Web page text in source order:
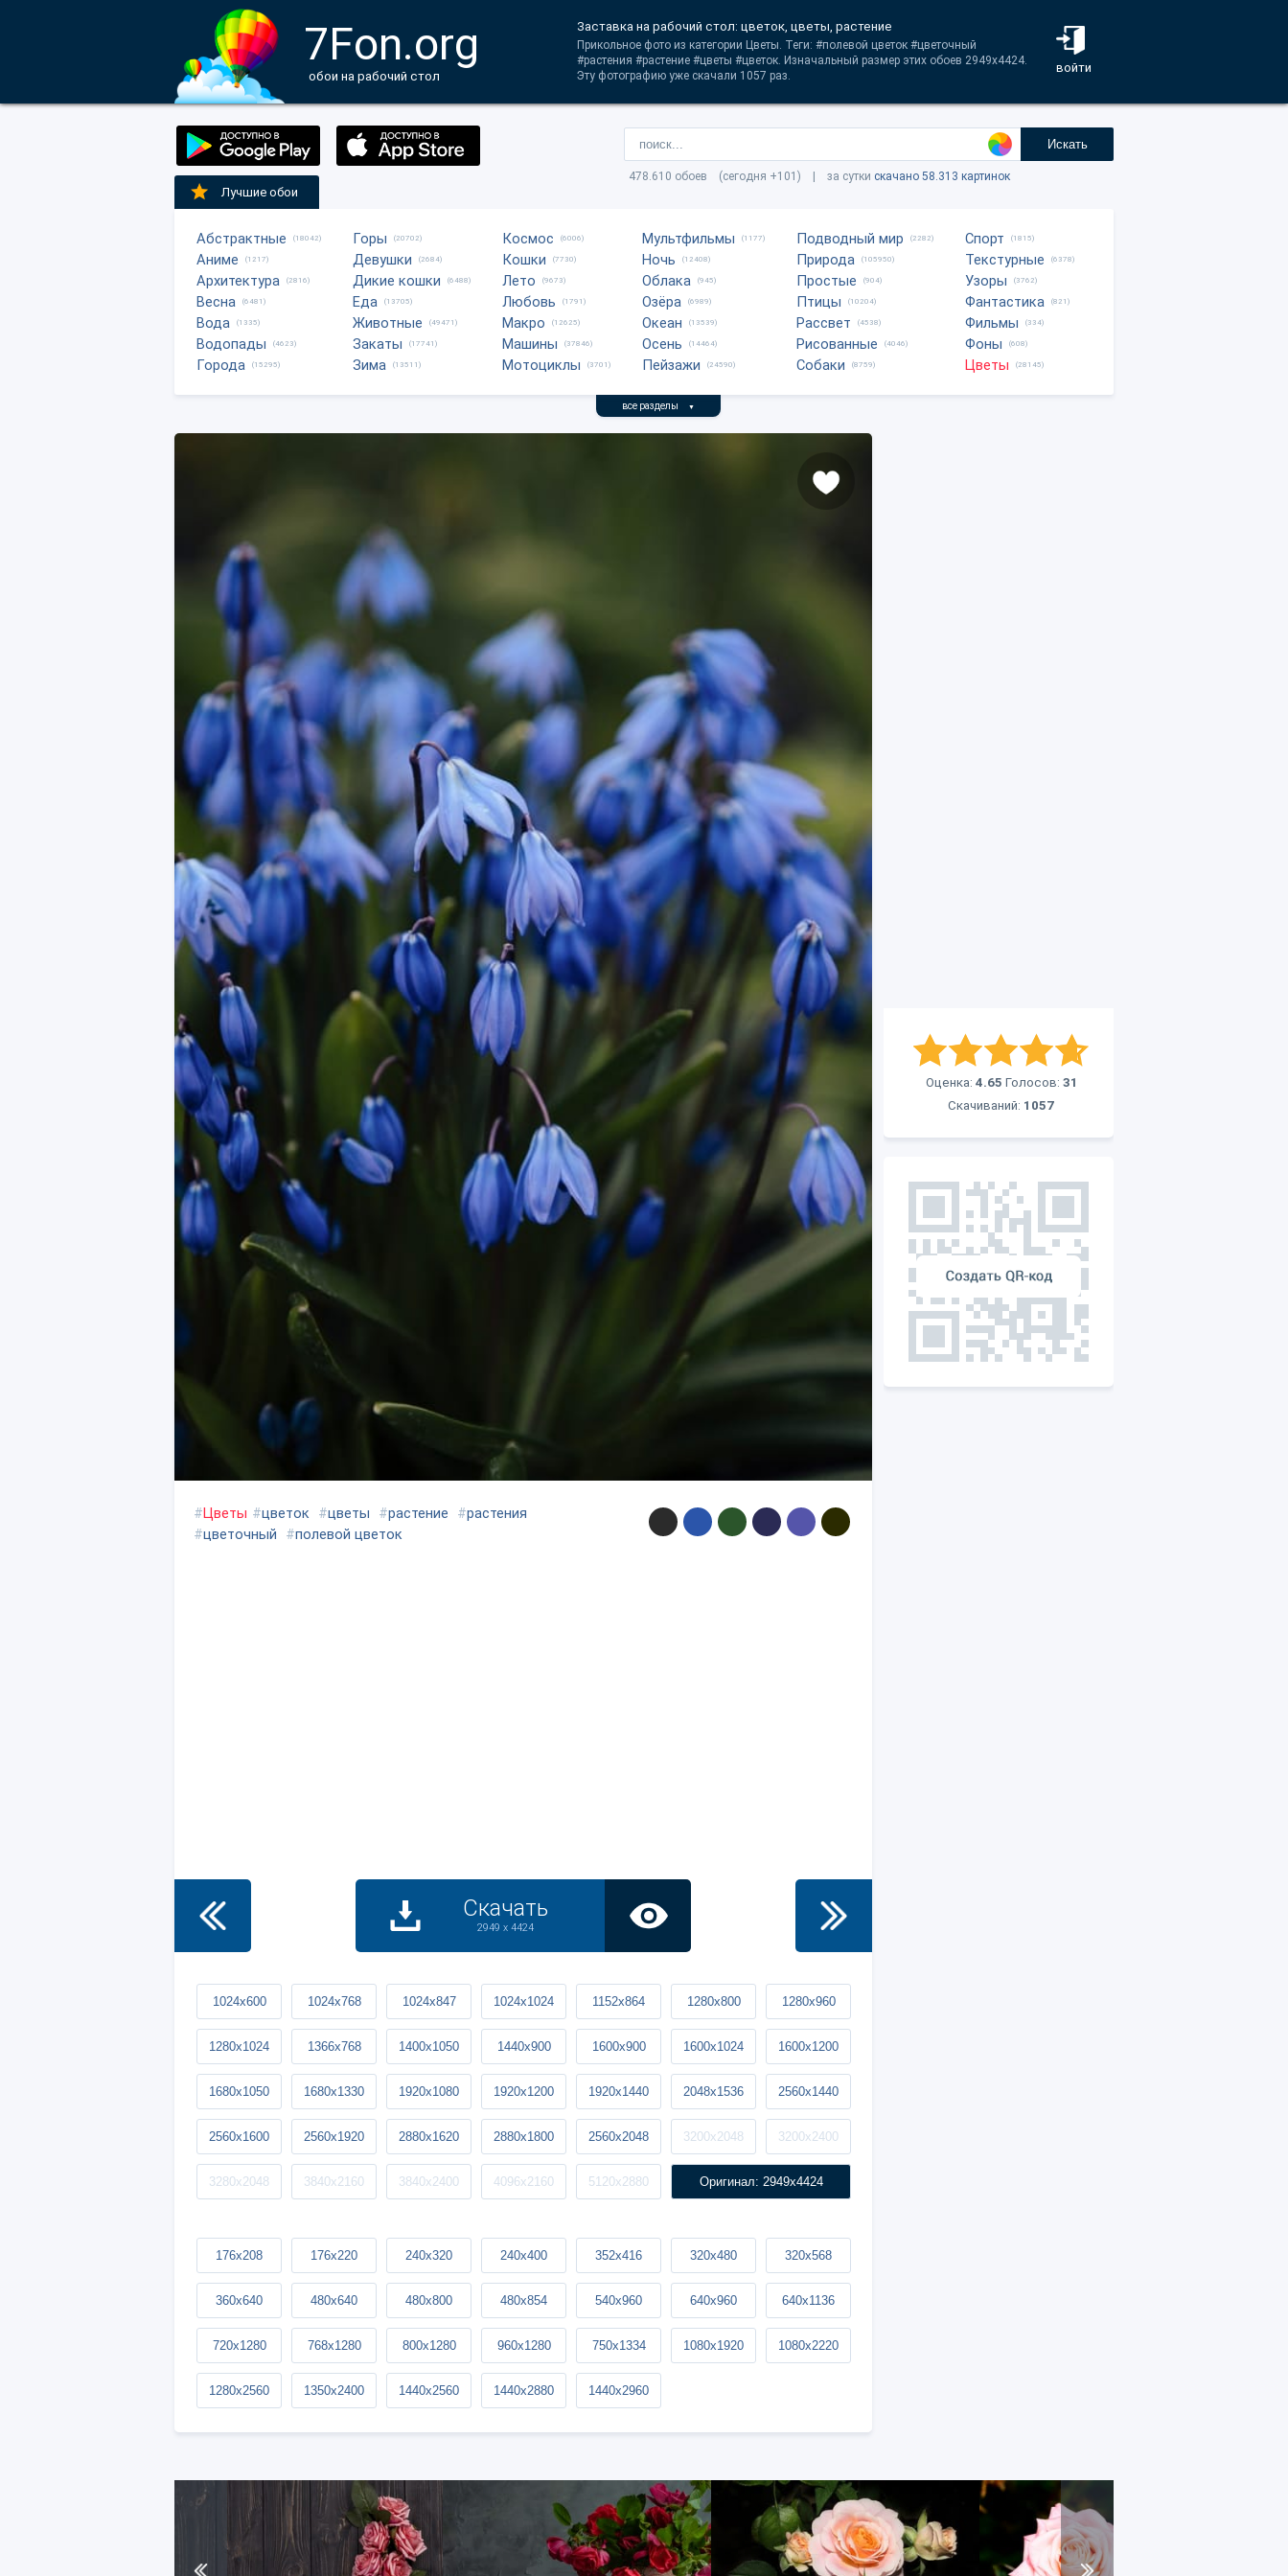
7Fon.org
обои на рабочий стол
войти
Заставка на рабочий стол: цветок, цветы, растение
Прикольное фото из категории Цветы. Теги: #полевой цветок #цветочный
#растения #растение #цветы #цветок. Изначальный размер этих обоев 2949x4424.
Эту фотографию уже скачали 1057 раз.
Искать
478.610 обоев (сегодня +101) | за сутки скачано 58.313 картинок
Лучшие обои
Абстрактные (18042)
Аниме (1217)
Архитектура (2816)
Весна (6481)
Вода (1335)
Водопады (4623)
Города (15295)
Горы (20702)
Девушки (2684)
Дикие кошки (6488)
Еда (13705)
Животные (49471)
Закаты (17741)
Зима (13511)
Космос (6006)
Кошки (7730)
Лето (9673)
Любовь (1791)
Макро (12625)
Машины (37846)
Мотоциклы (3701)
Мультфильмы (1177)
Ночь (12408)
Облака (945)
Озёра (6989)
Океан (13539)
Осень (14464)
Пейзажи (24590)
Подводный мир (2282)
Природа (105950)
Простые (904)
Птицы (10204)
Рассвет (4538)
Рисованные (4046)
Собаки (8759)
Спорт (1815)
Текстурные (6378)
Узоры (3762)
Фантастика (821)
Фильмы (334)
Фоны (608)
Цветы (28145)
все разделы ▼
Оценка: 4.65 Голосов: 31
Скачиваний: 1057
#Цветы #цветок #цветы #растение #растения
#цветочный #полевой цветок
Скачать
2949 x 4424
1024x600 1024x768 1024x847 1024x1024 1152x864 1280x800 1280x960
1280x1024 1366x768 1400x1050 1440x900 1600x900 1600x1024 1600x1200
1680x1050 1680x1330 1920x1080 1920x1200 1920x1440 2048x1536 2560x1440
2560x1600 2560x1920 2880x1620 2880x1800 2560x2048 3200x2048 3200x2400
3280x2048 3840x2160 3840x2400 4096x2160 5120x2880 Оригинал: 2949x4424
176x208 176x220 240x320 240x400 352x416 320x480 320x568
360x640 480x640 480x800 480x854 540x960 640x960 640x1136
720x1280 768x1280 800x1280 960x1280 750x1334 1080x1920 1080x2220
1280x2560 1350x2400 1440x2560 1440x2880 1440x2960